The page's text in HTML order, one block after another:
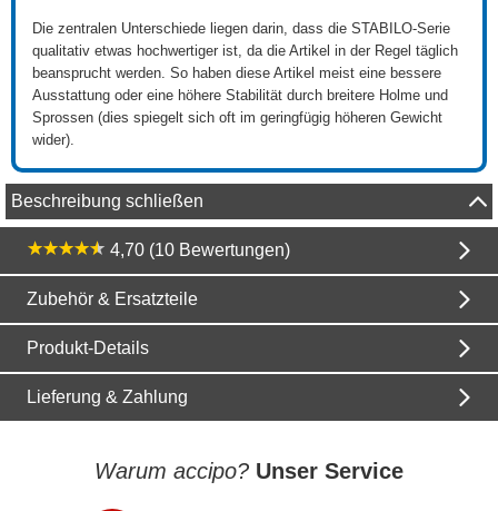
Die zentralen Unterschiede liegen darin, dass die STABILO-Serie
qualitativ etwas hochwertiger ist, da die Artikel in der Regel täglich
beansprucht werden. So haben diese Artikel meist eine bessere
Ausstattung oder eine höhere Stabilität durch breitere Holme und
Sprossen (dies spiegelt sich oft im geringfügig höheren Gewicht
wider).
Beschreibung schließen
4,70 (10 Bewertungen)
Zubehör & Ersatzteile
Produkt-Details
Lieferung & Zahlung
Warum accipo? Unser Service